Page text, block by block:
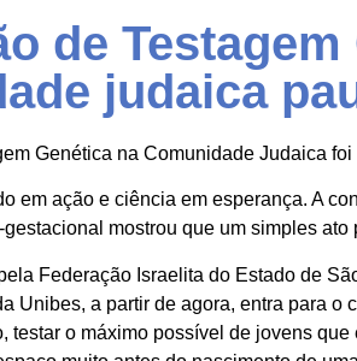
de
judaica
Genética na Comunidade Judaica
em ação e ciência em esperança. A
mostrou que um simples
Federação Israelita do Estado de
Unibes, a partir de agora, entra para
testar o máximo possível de jovens